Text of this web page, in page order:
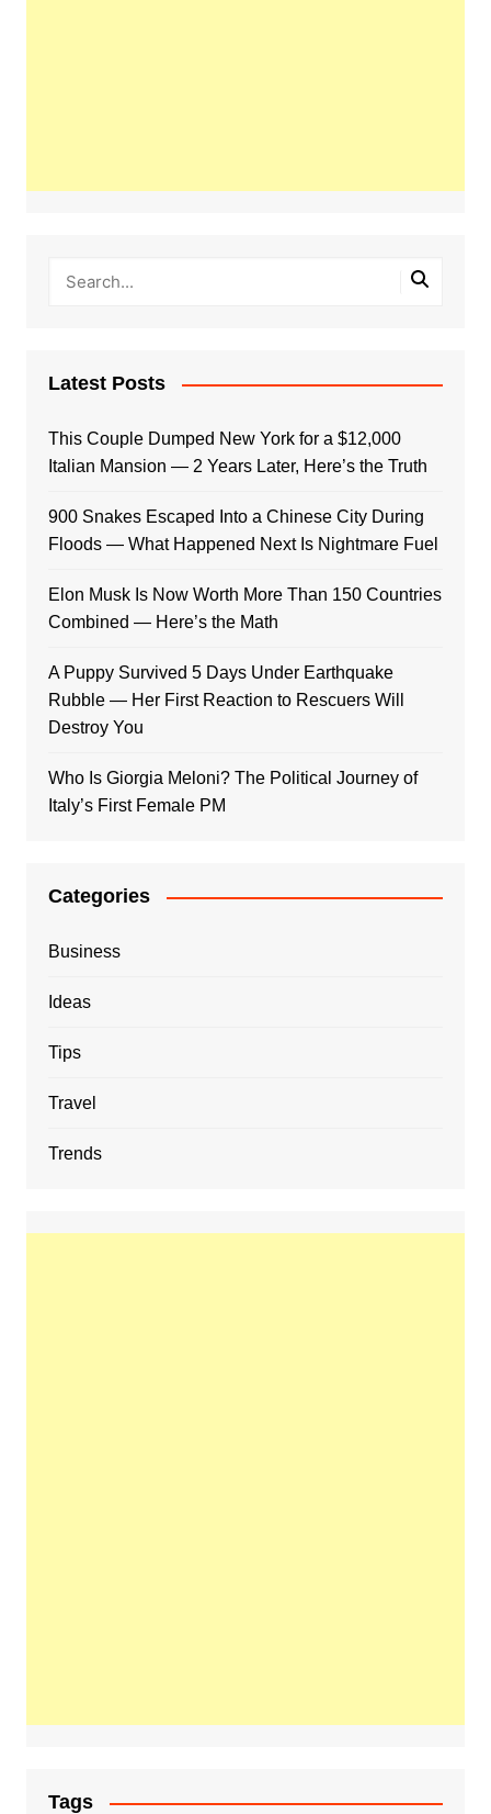
Latest Posts
This Couple Dumped New York for a $12,000
Italian Mansion — 2 Years Later, Here’s the Truth
900 Snakes Escaped Into a Chinese City During
Floods — What Happened Next Is Nightmare Fuel
Elon Musk Is Now Worth More Than 150 Countries
Combined — Here’s the Math
A Puppy Survived 5 Days Under Earthquake
Rubble — Her First Reaction to Rescuers Will
Destroy You
Who Is Giorgia Meloni? The Political Journey of
Italy’s First Female PM
Categories
Business
Ideas
Tips
Travel
Trends
Tags